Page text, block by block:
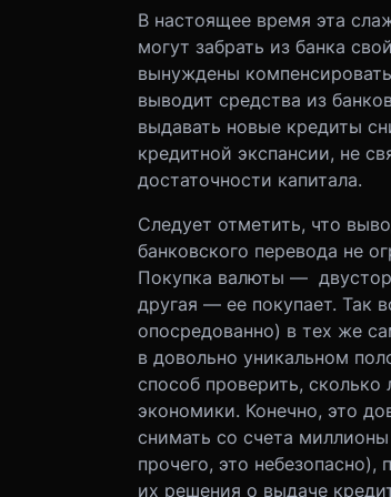
В настоящее время эта
могут забрать из банка
вынуждены
выводит средства из
выдавать новые кредиты
кредитной экспансии, не
достаточности капитала.
Следует отметить, что
банковского перевода не
Покупка валюты —
другая — ее покупает. Так
опосредованно) в тех же
в довольно уникальном
способ проверить,
экономики. Конечно, это
снимать со счета
прочего, это
их решения о выдаче